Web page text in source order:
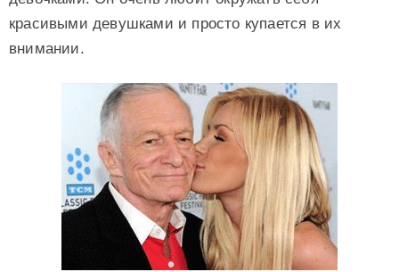
красивыми девушками и просто купается в их
внимании.